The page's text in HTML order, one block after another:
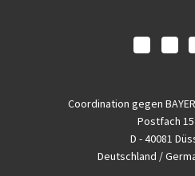
Coordination gegen
Postfach 15
D - 40081
Deutschland /